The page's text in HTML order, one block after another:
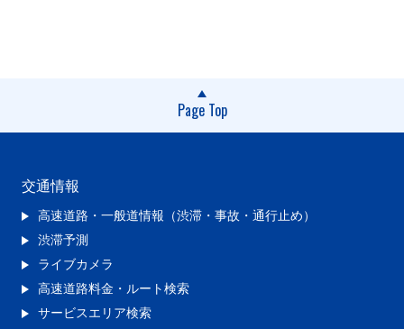
Page Top
交通情報
高速道路・一般道情報（渋滞・事故・通行止め）
渋滞予測
ライブカメラ
高速道路料金・ルート検索
サービスエリア検索